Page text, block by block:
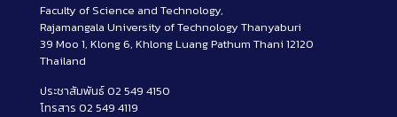
Faculty of Science and Technology,
Rajamangala University of Technology Thanyaburi
39 Moo 1, Klong 6, Khlong Luang Pathum Thani 12120
Thailand
ประชาสัมพันธ์ 02 549 4150
โทรสาร 02 549 4119